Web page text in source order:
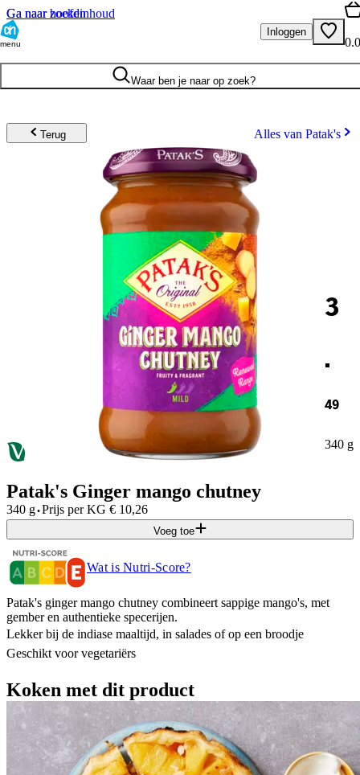
Ga naar hoofdinhoud
Ga naar zoeken
menu
Inloggen
Waar ben je naar op zoek?
Terug Alles van Patak's
3
.
49
340 g
Patak's Ginger mango chutney
340 g·Prijs per KG € 10,26
Voeg toe
Wat is Nutri-Score?
Patak's ginger mango chutney combineert sappige mango's, met
gember en authentieke specerijen.
Lekker bij de indiase maaltijd, in salades of op een broodje
Geschikt voor vegetariërs
Koken met dit product